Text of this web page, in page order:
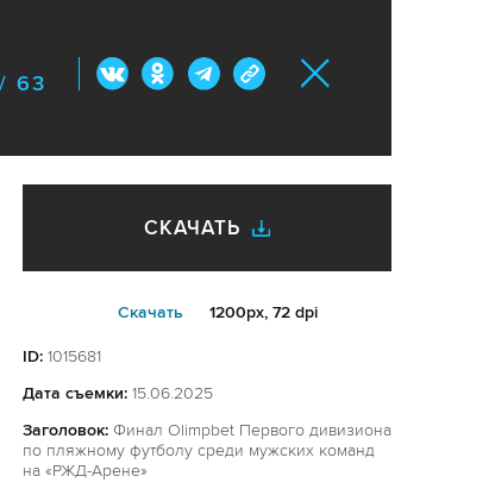
/ 63
СКАЧАТЬ
Cкачать 1200px, 72 dpi
ID: 1015681
Дата съемки: 15.06.2025
Заголовок: Финал Olimpbet Первого дивизиона
по пляжному футболу среди мужских команд
на «РЖД-Арене»